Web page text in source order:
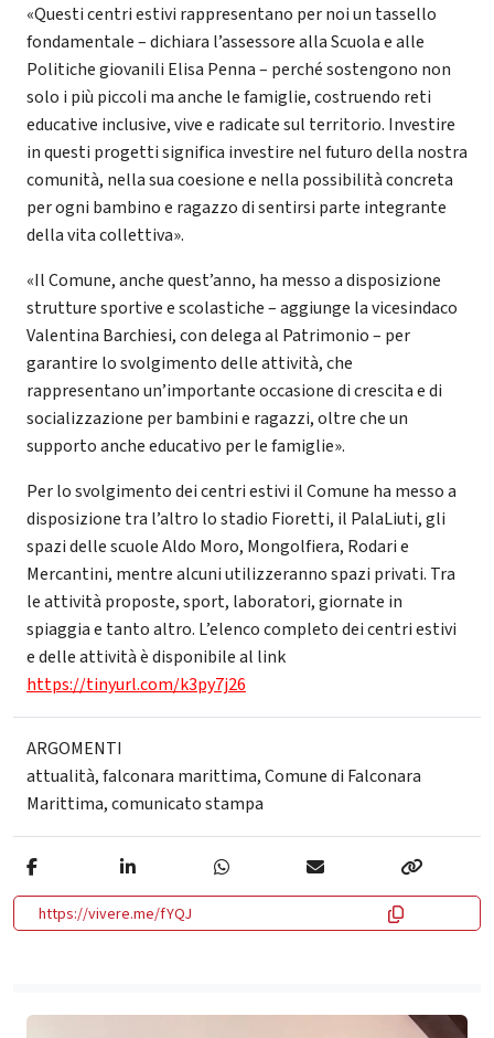
«Questi centri estivi rappresentano per noi un tassello
fondamentale – dichiara l’assessore alla Scuola e alle
Politiche giovanili Elisa Penna – perché sostengono non
solo i più piccoli ma anche le famiglie, costruendo reti
educative inclusive, vive e radicate sul territorio. Investire
in questi progetti significa investire nel futuro della nostra
comunità, nella sua coesione e nella possibilità concreta
per ogni bambino e ragazzo di sentirsi parte integrante
della vita collettiva».
«Il Comune, anche quest’anno, ha messo a disposizione
strutture sportive e scolastiche – aggiunge la vicesindaco
Valentina Barchiesi, con delega al Patrimonio – per
garantire lo svolgimento delle attività, che
rappresentano un’importante occasione di crescita e di
socializzazione per bambini e ragazzi, oltre che un
supporto anche educativo per le famiglie».
Per lo svolgimento dei centri estivi il Comune ha messo a
disposizione tra l’altro lo stadio Fioretti, il PalaLiuti, gli
spazi delle scuole Aldo Moro, Mongolfiera, Rodari e
Mercantini, mentre alcuni utilizzeranno spazi privati. Tra
le attività proposte, sport, laboratori, giornate in
spiaggia e tanto altro. L’elenco completo dei centri estivi
e delle attività è disponibile al link
https://tinyurl.com/k3py7j26
ARGOMENTI
attualità,falconara marittima,Comune di Falconara
Marittima,comunicato stampa
https://vivere.me/fYQJ